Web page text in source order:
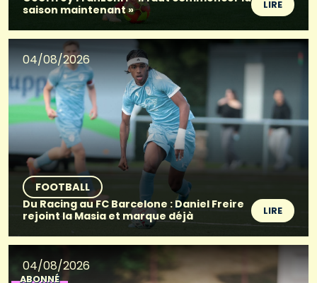
saison maintenant »
LIRE
04/08/2026
FOOTBALL
Du Racing au FC Barcelone : Daniel Freire
rejoint la Masia et marque déjà
LIRE
04/08/2026
ABONNÉ